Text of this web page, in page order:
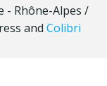
- Rhône-Alpes /
and Colibri